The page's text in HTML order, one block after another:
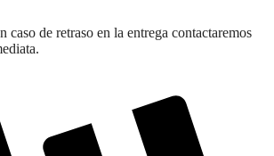
caso de retraso en la entrega contactaremos